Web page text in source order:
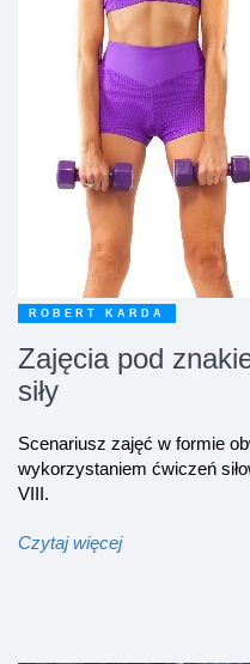
ROBERT KARDA
Zajęcia pod
siły
Scenariusz zajęć w formie
wykorzystaniem ćwiczeń
VIII.
Czytaj więcej